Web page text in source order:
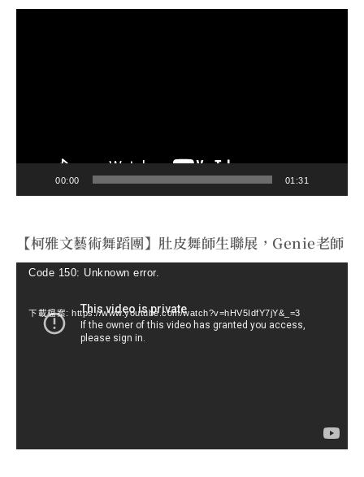
00:00 01:31
【柯雅文藝術舞蹈團】肚皮舞師生聯展，Genie老師
視Code 150: Unknown error.
下載檔案: https://www.youtube.com/watch?v=hHV5IdfY7jY&_=3